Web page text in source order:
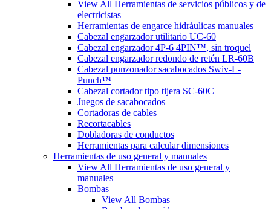
View All Herramientas de servicios públicos y de
electricistas
Herramientas de engarce hidráulicas manuales
Cabezal engarzador utilitario UC-60
Cabezal engarzador 4P-6 4PIN™, sin troquel
Cabezal engarzador redondo de retén LR-60B
Cabezal punzonador sacabocados Swiv-L-
Punch™
Cabezal cortador tipo tijera SC-60C
Juegos de sacabocados
Cortadoras de cables
Recortacables
Dobladoras de conductos
Herramientas para calcular dimensiones
Herramientas de uso general y manuales
View All Herramientas de uso general y
manuales
Bombas
View All Bombas